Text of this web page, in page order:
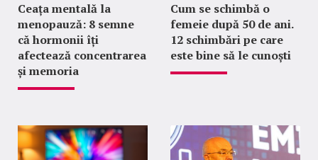
Ceața mentală la
menopauză: 8 semne
că hormonii îți
afectează concentrarea
și memoria
Cum se schimbă o
femeie după 50 de ani.
12 schimbări pe care
este bine să le cunoști